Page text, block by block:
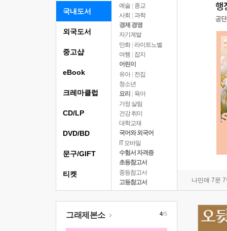
국내도서
예술 | 종교
사회 | 과학
경제 경영
자기계발
만화 | 라이트노벨
여행
잡지
어린이
유아 | 전집
청소년
요리
육아
가정 살림
건강 취미
대학교재
국어와 외국어
IT 모바일
수험서 자격증
초등참고서
중등참고서
고등참고서
나민애 7문
외국도서
중고샵
eBook
크레마클럽
CD/LP
DVD/BD
문구/GIFT
티켓
그래제본소 4/5